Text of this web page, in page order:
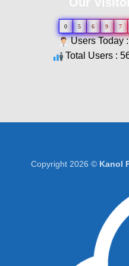
0 5 6 9 7
Users Today
Total Users :
Copyright 2026 © Kanol